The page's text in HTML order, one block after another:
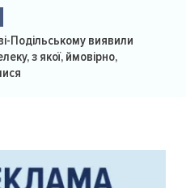
Подільському виявили
з якої, ймовірно,